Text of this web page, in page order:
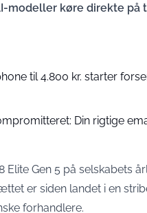
modeller køre direkte på
til 4.800 kr. starter
Din rigtige
Gen 5 på selskabets
er siden landet i en
forhandlere.